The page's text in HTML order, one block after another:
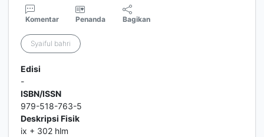
Komentar Penanda Bagikan
Syaiful bahri
Edisi
-
ISBN/ISSN
979-518-763-5
Deskripsi Fisik
ix + 302 hlm